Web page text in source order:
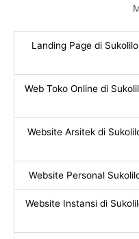
Landing Page di Sukolilo
Web Toko Online di
Website Arsitek di
Website Personal
Website Instansi di